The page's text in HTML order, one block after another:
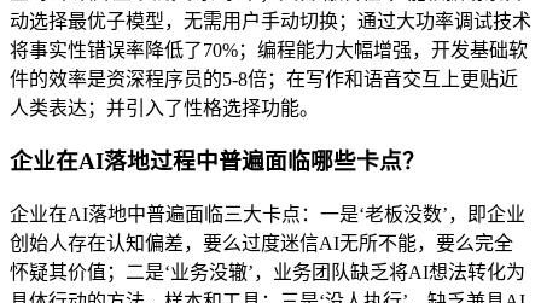
动选择最优子模型，无需用户手动切换；通过大功率调试技术
将事实性错误率降低了70%；编程能力大幅增强，开发基础软
件的效率是资深程序员的5-8倍；在写作和语音交互上更贴近
人类表达；并引入了性格选择功能。
企业在AI落地过程中普遍面临哪些卡点？
企业在AI落地中普遍面临三大卡点：一是‘老板没数’，即企业
创始人存在认知偏差，要么过度迷信AI无所不能，要么完全
怀疑其价值；二是‘业务没辙’，业务团队缺乏将AI想法转化为